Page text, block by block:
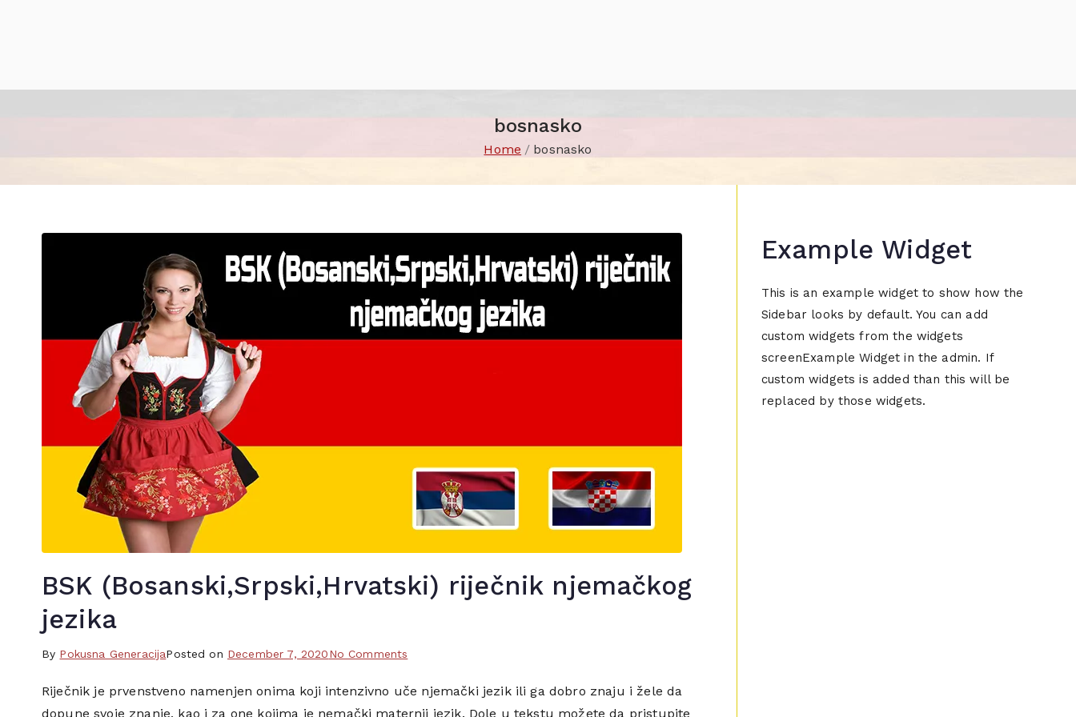
bosnasko
Home bosnasko
BSK (Bosanski,Srpski,Hrvatski) riječnik njemačkog
jezika
By Pokusna GeneracijaPosted on December 7, 2020
T
g
g
No Comments
(Bosanski,Srpski,Hrvatski)
riječnik
Riječnik je prvenstveno namenjen onima koji intenzivno uče njemački jezik ili ga dobro znaju i žele da
dopune svoje znanje, kao i za one kojima je nemački maternji jezik. Dole u tekstu možete da pristupite
Example Widget
This is an example widget to show how the
Sidebar looks by default. You can add
custom widgets from the widgets
screenExample Widget in the admin. If
custom widgets is added than this will be
replaced by those widgets.